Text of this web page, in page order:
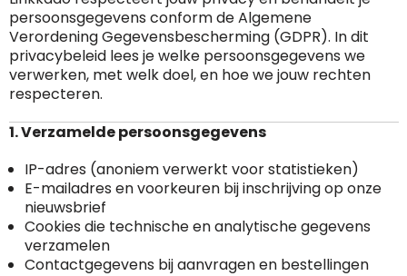
Home & Living
Keuken & Horeca
Reizen & Onderweg
Vakantie, Recreatie & Spellen
Dag van de Vrijwilliger
Dag van de Zorgkundige
Kerstmis
Pasen
Sinterklaas
Valentijn
RFX™
Sportlife®
Stanley®
Swiss Peak
Tenson
BIC
Custom medaille
Custom deken
Custom pet, muts & hoed
Custom speelkaarten
Custom tas
Custom zomer
Zorg
persoonsgegevens conform de Algemene
Verordening Gegevensbescherming (GDPR). In dit
privacybeleid lees je welke persoonsgegevens we
verwerken, met welk doel, en hoe we jouw rechten
respecteren.
1. Verzamelde persoonsgegevens
IP-adres (anoniem verwerkt voor statistieken)
E-mailadres en voorkeuren bij inschrijving op onze
nieuwsbrief
Cookies die technische en analytische gegevens
verzamelen
Contactgegevens bij aanvragen en bestellingen